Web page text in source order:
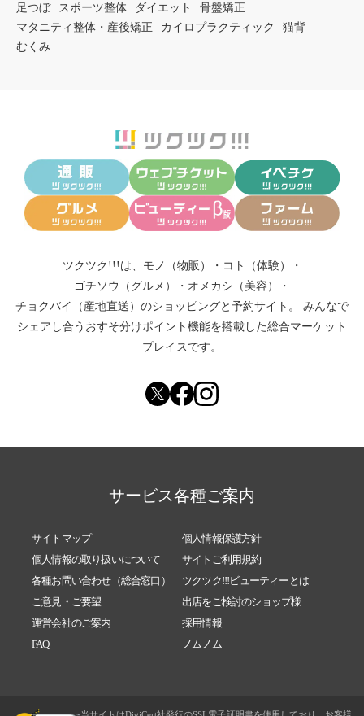
足つぼ
スポーツ整体 ダイエット
骨盤矯正
マタニティ整体・産後矯正
カイロプラクティック
猫背
むくみ
ツクツク!!!は、 モノ（物販） ・ コト（体験）
・
ゴチソウ（グルメ）
・ オメカシ（美容）
・
チョクバイ（産地直送） のショッピングと予約サイト。
みんなで
シェアし合う おすそ分けポイント機能を搭載した総合マーケット
プレイスです。
サービス各種ご案内
サイトマップ
個人情報保護方針
個人情報の取り扱いについて
サイトご利用規約
各種お問い合わせ（総合窓口）
ツクツク!!!ビューティーとは
ご意見・ご要望
出店をご検討のショップ様
運営会社のご案内
採用情報
FAQ
ノムノム